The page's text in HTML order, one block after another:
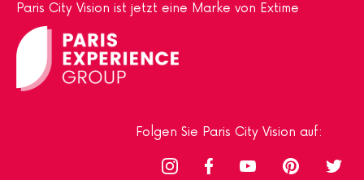
Paris City Vision ist jetzt eine Marke von Extime
Folgen Sie Paris City Vision auf: